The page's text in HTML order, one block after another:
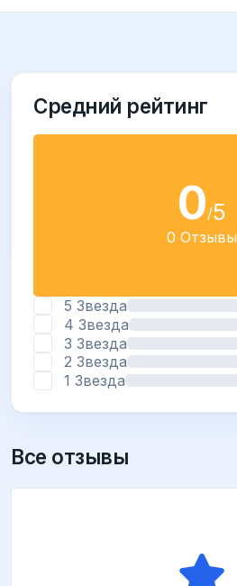
Средний рейтинг
0/5
0 Отзывы
5 Звезда
4 Звезда
3 Звезда
2 Звезда
1 Звезда
Все отзывы